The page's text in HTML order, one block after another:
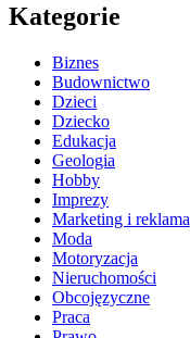
Kategorie
Biznes
Budownictwo
Dzieci
Dziecko
Edukacja
Geologia
Hobby
Imprezy
Marketing i reklama
Moda
Motoryzacja
Nieruchomości
Obcojęzyczne
Praca